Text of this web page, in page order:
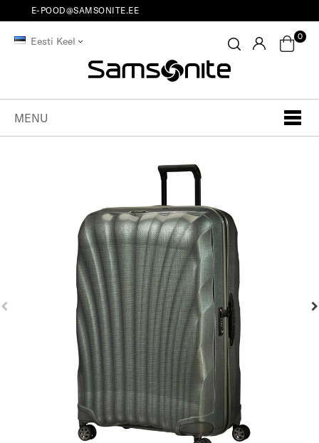
E-POOD@SAMSONITE.EE
Eesti Keel 0
MENU